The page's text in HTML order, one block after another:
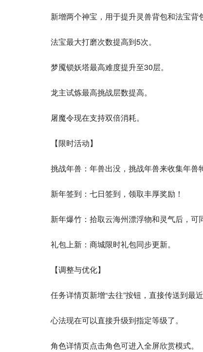
新增两个神宝，用于提升灵兽背包和法宝背
法宝最大打磨次数提高到5次。
梦魇锁妖塔最高难度提升至30层。
龙主试炼最高挑战层数提高。
屠魔令现在支持双倍消耗。
【限时活动】
挑战年兽：年兽出没，挑战年兽来收集年兽
新年签到：七日签到，领取丰厚奖励！
新年爆竹：拾取云海州漂浮物和灵气后，可
礼包上新：商城限时礼包同步更新。
【调整与优化】
任务详情页新增“去往”按钮，直接传送到最近
心法现在可以直接升级到指定等级了。
角色详情页点击角色可进入全屏欣赏模式。